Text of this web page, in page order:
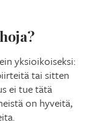
yksioikoiseksi:
tai sitten
ei tue tätä
on hyveitä,